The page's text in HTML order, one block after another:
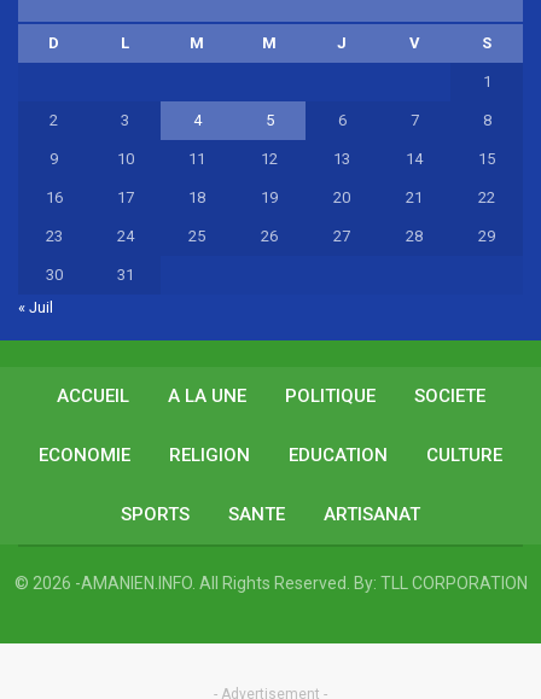
D L M M J V S
1
2 3 4 5 6 7 8
9 10 11 12 13 14 15
16 17 18 19 20 21 22
23 24 25 26 27 28 29
30
31
« Juil
ACCUEIL A LA UNE POLITIQUE SOCIETE
ECONOMIE RELIGION EDUCATION CULTURE
SPORTS SANTE ARTISANAT
© 2026 -AMANIEN.INFO. All Rights Reserved. By: TLL CORPORATION
- Advertisement -